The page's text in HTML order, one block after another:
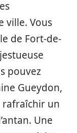
ville. Vous
de Fort-de-
pouvez
Gueydon,
rafraîchir un
Une